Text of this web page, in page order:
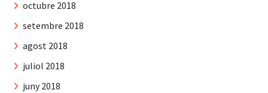
octubre 2018
setembre 2018
agost 2018
juliol 2018
juny 2018